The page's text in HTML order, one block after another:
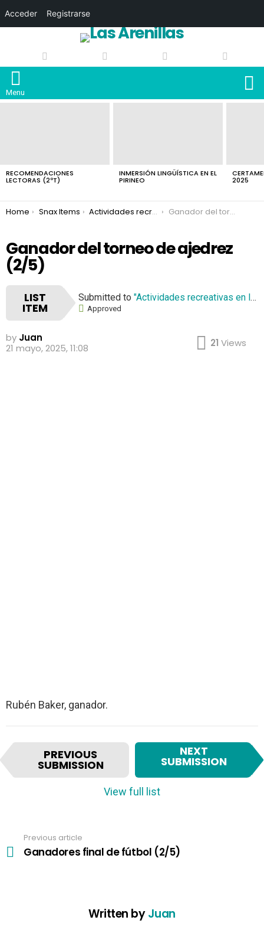
Menu
RECOMENDACIONES
LECTORAS (2ºT)
INMERSIÓN LINGÜÍSTICA EN EL
PIRINEO 2025
You are here:
Home Snax Items Actividades recreativas en los recreos 2024/25 Ganador del torneo de ajedrez
Ganador del torneo de ajedrez
(2/5)
LIST
ITEM
Submitted to "Actividades recreativas en los recreos 2024/25"
Approved
by Juan
21 mayo, 2025, 11:08
21 Views
Rubén Baker, ganador.
I
e
i
g
PREVIOUS
SUBMISSION
NEXT
SUBMISSION
View full list
more
Previous article
Ganadores final de fútbol (2/5)
Written byJuan
Acceder Registrarse